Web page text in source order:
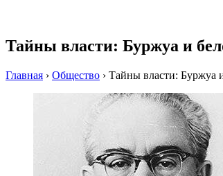
Тайны власти: Буржуа и
Главная › Общество › Тайны власти: Буржуа